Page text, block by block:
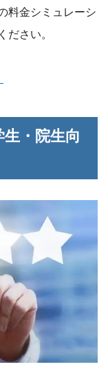
料金シミュレーシ
さい。
・院生向